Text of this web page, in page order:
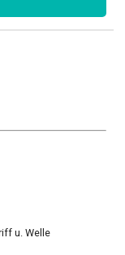
u. Welle